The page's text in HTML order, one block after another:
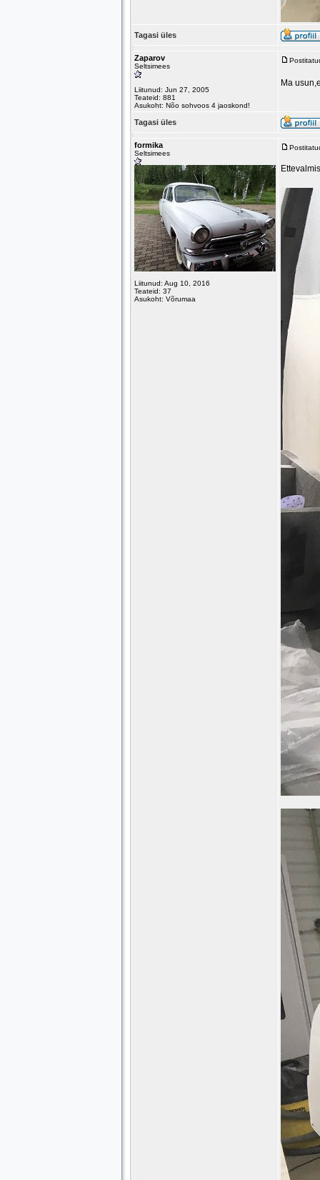
Tagasi üles
Zaparov
Seltsimees
Liitunud: Jun 27, 2005
Teateid: 881
Asukoht: Nõo sohvoos 4 jaoskond!
Ma
Tagasi üles
formika
Seltsimees
Liitunud: Aug 10, 2016
Teateid: 37
Asukoht: Võrumaa